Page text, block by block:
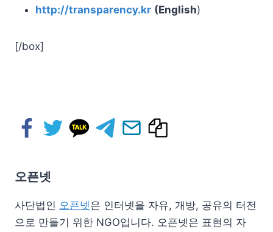
http://transparency.kr (English)
[/box]
오픈넷
사단법인 오픈넷은 인터넷을 자유, 개방, 공유의 터전
으로 만들기 위한 NGO입니다. 오픈넷은 표현의 자